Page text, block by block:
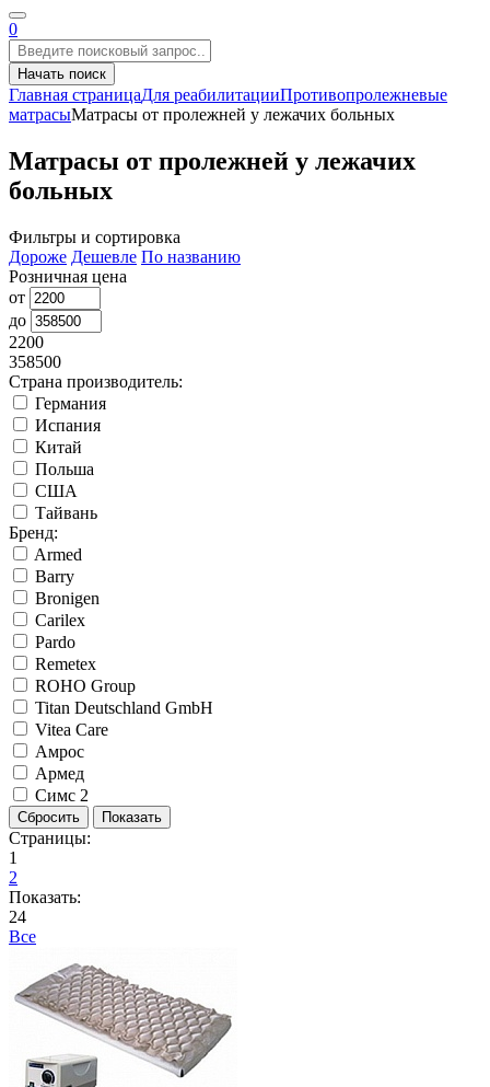
0
Начать поиск
Главная страницаДля реабилитацииПротивопролежневые
матрасыМатрасы от пролежней у лежачих больных
Матрасы от пролежней у лежачих
больных
Фильтры и сортировка
Дороже Дешевле По названию
Розничная цена
от
до
2200
358500
Страна производитель:
Германия
Испания
Китай
Польша
США
Тайвань
Бренд:
Armed
Barry
Bronigen
Carilex
Pardo
Remetex
ROHO Group
Titan Deutschland GmbH
Vitea Care
Амрос
Армед
Симс 2
Страницы:
1
2
Показать:
24
Все